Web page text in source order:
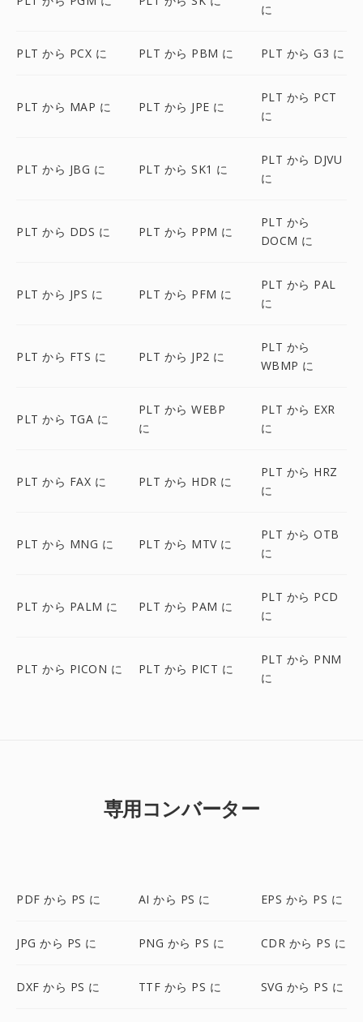
に
PLT から PCX に PLT から PBM に PLT から G3 に
PLT から MAP に PLT から JPE に
PLT から PCT
に
PLT から JBG に PLT から SK1 に
PLT から DJVU
に
PLT から DDS に PLT から PPM に
PLT から
DOCM に
PLT から JPS に PLT から PFM に
PLT から PAL
に
PLT から FTS に PLT から JP2 に
PLT から
WBMP に
PLT から TGA に
PLT から WEBP
に
PLT から EXR
に
PLT から FAX に PLT から HDR に
PLT から HRZ
に
PLT から MNG に PLT から MTV に
PLT から OTB
に
PLT から PALM に PLT から PAM に
PLT から PCD
に
PLT から PICON に PLT から PICT に
PLT から PNM
に
専用コンバーター
PDF から PS に AI から PS に EPS から PS に
JPG から PS に PNG から PS に CDR から PS に
DXF から PS に TTF から PS に SVG から PS に